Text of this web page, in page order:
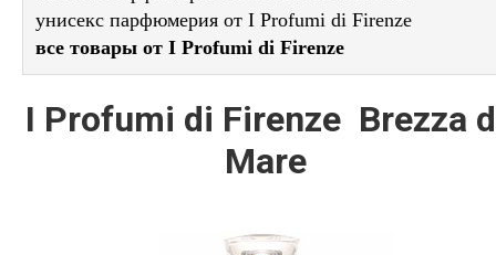
унисекс парфюмерия от I Profumi di Firenze
все товары от I Profumi di Firenze
I Profumi di Firenze Brezza
Mare